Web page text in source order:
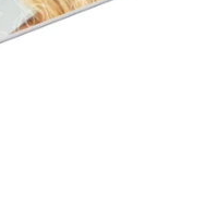
Element 1
zu Element 2